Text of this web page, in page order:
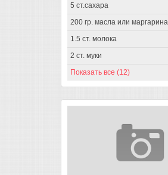
5 ст.сахара
200 гр. масла или маргарина
1.5 ст. молока
2 ст. муки
Показать все (12)